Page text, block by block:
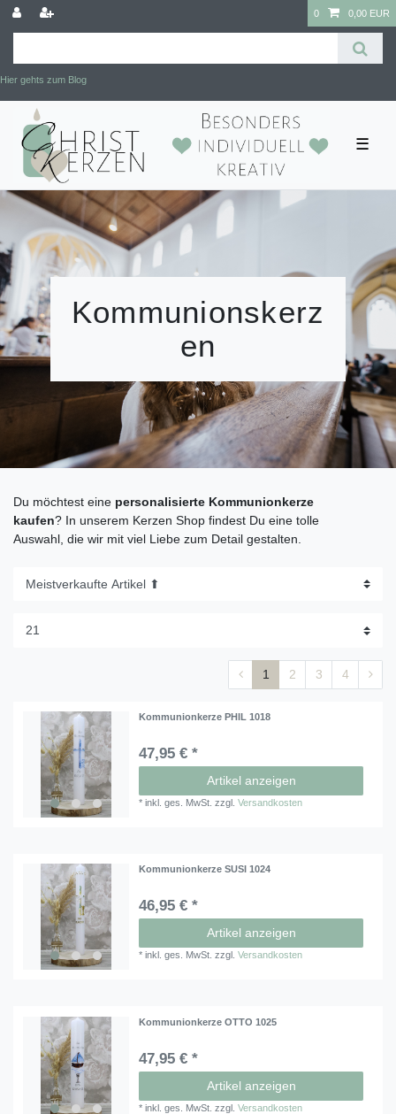
Hier gehts zum Blog
0 0,00 EUR
☰
Kommunionskerz
en
Du möchtest eine personalisierte Kommunionkerze
kaufen? In unserem Kerzen Shop findest Du eine tolle
Auswahl, die wir mit viel Liebe zum Detail gestalten.
1 2 3 4
Kommunionkerze PHIL 1018
47,95 € *
Artikel anzeigen
*inkl. ges. MwSt. zzgl.Versandkosten
Kommunionkerze SUSI 1024
46,95 € *
Artikel anzeigen
*inkl. ges. MwSt. zzgl.Versandkosten
Kommunionkerze OTTO 1025
47,95 € *
Artikel anzeigen
*inkl. ges. MwSt. zzgl.Versandkosten